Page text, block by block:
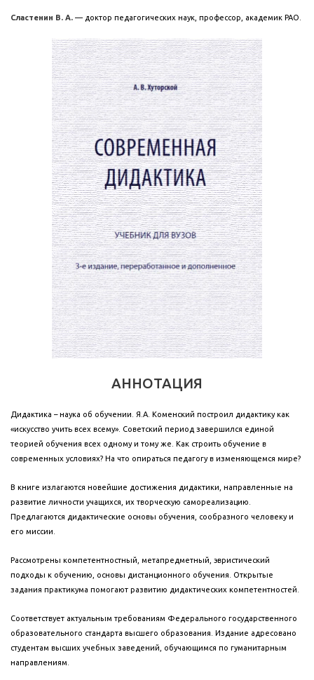
Сластенин В. А. — доктор педагогических наук, профессор, академик РАО.
АННОТАЦИЯ
Дидактика – наука об обучении. Я.А. Коменский построил дидактику как
«искусство учить всех всему». Советский период завершился единой
теорией обучения всех одному и тому же. Как строить обучение в
современных условиях? На что опираться педагогу в изменяющемся мире?
В книге излагаются новейшие достижения дидактики, направленные на
развитие личности учащихся, их творческую самореализацию.
Предлагаются дидактические основы обучения, сообразного человеку и
его миссии.
Рассмотрены компетентностный, метапредметный, эвристический
подходы к обучению, основы дистанционного обучения. Открытые
задания практикума помогают развитию дидактических компетентностей.
Соответствует актуальным требованиям Федерального государственного
образовательного стандарта высшего образования. Издание адресовано
студентам высших учебных заведений, обучающимся по гуманитарным
направлениям.